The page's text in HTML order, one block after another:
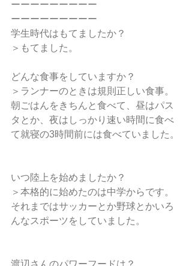
ーーーーーーーーー
ーーーーーーーーー
学生時代はもてましたか？
＞もてました。
どんな食事をしていますか？
＞ランナーのときは規則正しい食事。
朝ごはんをきちんと食べて、昼はパス
タとか、夜はしっかり速い時間に食べ
て就寝の3時間前には食べていました。
いつ陸上を始めましたか？
＞本格的に始めたのは中学からです。
それまではサッカーとか野球とかいろ
んなスポーツをしていました。
渡辺さんのパワーフードは？